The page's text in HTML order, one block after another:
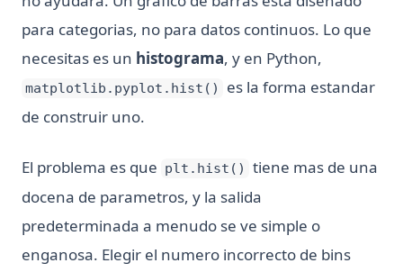
para categorias, no para datos continuos. Lo que
necesitas es un histograma, y en Python,
matplotlib.pyplot.hist()
es la forma estandar
de construir uno.
El problema es que plt.hist()
tiene mas de una
docena de parametros, y la salida
predeterminada a menudo se ve simple o
enganosa. Elegir el numero incorrecto de bins